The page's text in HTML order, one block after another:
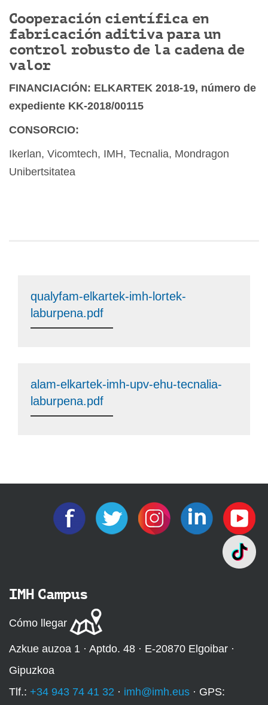
Cooperación científica en
fabricación aditiva para un
control robusto de la cadena de
valor
FINANCIACIÓN: ELKARTEK 2018-19, número de
expediente KK-2018/00115
CONSORCIO:
Ikerlan, Vicomtech, IMH, Tecnalia, Mondragon
Unibertsitatea
qualyfam-elkartek-imh-lortek-
laburpena.pdf
alam-elkartek-imh-upv-ehu-tecnalia-
laburpena.pdf
IMH Campus
Cómo llegar
Azkue auzoa 1 · Aptdo. 48 · E-20870 Elgoibar ·
Gipuzkoa
Tlf.: +34 943 74 41 32 · imh@imh.eus · GPS: